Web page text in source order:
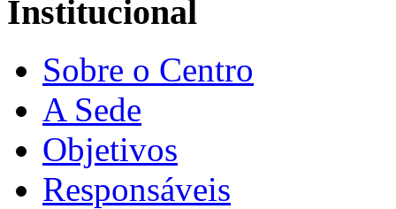
Institucional
Sobre o Centro
A Sede
Objetivos
Responsáveis